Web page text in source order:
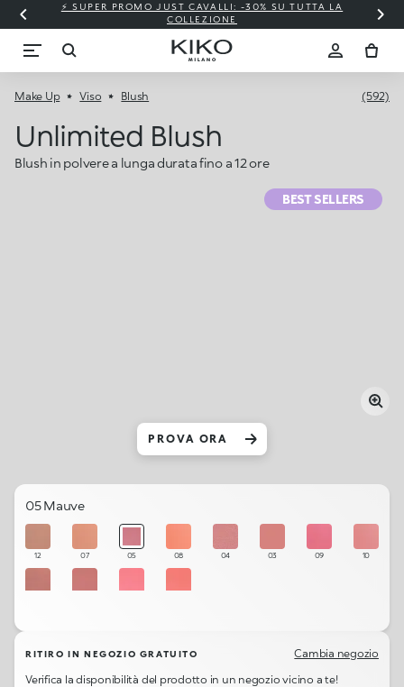
⚡ SUPER PROMO JUST CAVALLI: -30% SU TUTTA LA
COLLEZIONE
Make Up Viso Blush (592)
Unlimited Blush
Blush in polvere a lunga durata fino a 12 ore
BEST SELLERS
PROVA ORA
05 Mauve
12 07 05 08 04 03 09 10
RITIRO IN NEGOZIO GRATUITO
Cambia negozio
Verifica la disponibilità del prodotto in un negozio vicino a te!